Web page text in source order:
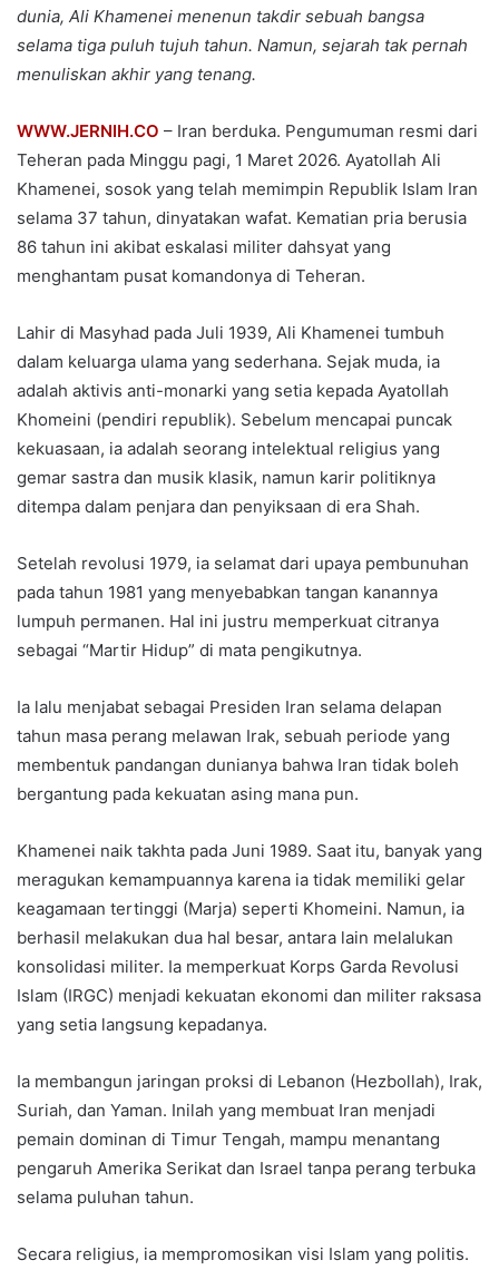
dunia, Ali Khamenei menenun takdir sebuah bangsa
selama tiga puluh tujuh tahun. Namun, sejarah tak pernah
menuliskan akhir yang tenang.
WWW.JERNIH.CO – Iran berduka. Pengumuman resmi dari
Teheran pada Minggu pagi, 1 Maret 2026. Ayatollah Ali
Khamenei, sosok yang telah memimpin Republik Islam Iran
selama 37 tahun, dinyatakan wafat. Kematian pria berusia
86 tahun ini akibat eskalasi militer dahsyat yang
menghantam pusat komandonya di Teheran.
Lahir di Masyhad pada Juli 1939, Ali Khamenei tumbuh
dalam keluarga ulama yang sederhana. Sejak muda, ia
adalah aktivis anti-monarki yang setia kepada Ayatollah
Khomeini (pendiri republik). Sebelum mencapai puncak
kekuasaan, ia adalah seorang intelektual religius yang
gemar sastra dan musik klasik, namun karir politiknya
ditempa dalam penjara dan penyiksaan di era Shah.
Setelah revolusi 1979, ia selamat dari upaya pembunuhan
pada tahun 1981 yang menyebabkan tangan kanannya
lumpuh permanen. Hal ini justru memperkuat citranya
sebagai “Martir Hidup” di mata pengikutnya.
Ia lalu menjabat sebagai Presiden Iran selama delapan
tahun masa perang melawan Irak, sebuah periode yang
membentuk pandangan dunianya bahwa Iran tidak boleh
bergantung pada kekuatan asing mana pun.
Khamenei naik takhta pada Juni 1989. Saat itu, banyak yang
meragukan kemampuannya karena ia tidak memiliki gelar
keagamaan tertinggi (Marja) seperti Khomeini. Namun, ia
berhasil melakukan dua hal besar, antara lain melalukan
konsolidasi militer. Ia memperkuat Korps Garda Revolusi
Islam (IRGC) menjadi kekuatan ekonomi dan militer raksasa
yang setia langsung kepadanya.
Ia membangun jaringan proksi di Lebanon (Hezbollah), Irak,
Suriah, dan Yaman. Inilah yang membuat Iran menjadi
pemain dominan di Timur Tengah, mampu menantang
pengaruh Amerika Serikat dan Israel tanpa perang terbuka
selama puluhan tahun.
Secara religius, ia mempromosikan visi Islam yang politis.